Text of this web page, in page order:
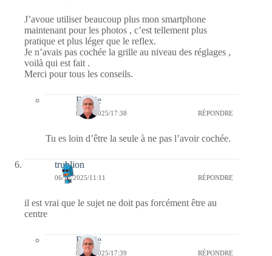
J’avoue utiliser beaucoup plus mon smartphone
maintenant pour les photos , c’est tellement plus
pratique et plus léger que le reflex.
Je n’avais pas cochée la grille au niveau des réglages ,
voilà qui est fait .
Merci pour tous les conseils.
Bernie
08/12/2025/17:38 RÉPONDRE
Tu es loin d’être la seule à ne pas l’avoir cochée.
trublion
06/12/2025/11:11 RÉPONDRE
il est vrai que le sujet ne doit pas forcément être au
centre
Bernie
08/12/2025/17:39 RÉPONDRE